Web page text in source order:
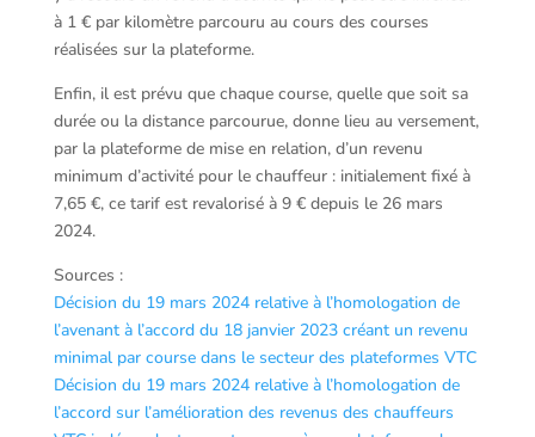
à 1 € par kilomètre parcouru au cours des courses
réalisées sur la plateforme.
Enfin, il est prévu que chaque course, quelle que soit sa
durée ou la distance parcourue, donne lieu au versement,
par la plateforme de mise en relation, d’un revenu
minimum d’activité pour le chauffeur : initialement fixé à
7,65 €, ce tarif est revalorisé à 9 € depuis le 26 mars
2024.
Sources :
Décision du 19 mars 2024 relative à l’homologation de
l’avenant à l’accord du 18 janvier 2023 créant un revenu
minimal par course dans le secteur des plateformes VTC
Décision du 19 mars 2024 relative à l’homologation de
l’accord sur l’amélioration des revenus des chauffeurs